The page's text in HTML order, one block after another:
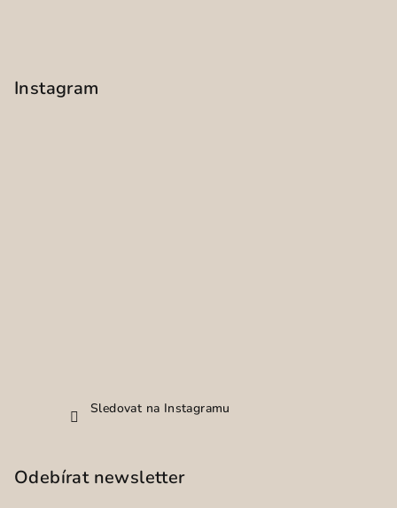
Instagram
Sledovat na Instagramu
Odebírat newsletter